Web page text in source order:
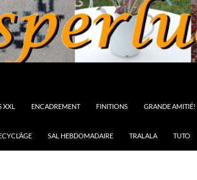
XXL ENCADREMENT FINITIONS GRANDE AMITIÉ!
SAL HEBDOMADAIRE TRALALA TUTO